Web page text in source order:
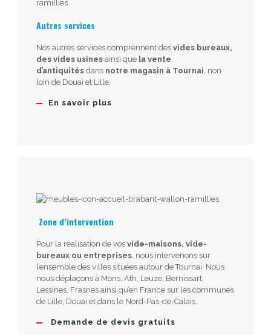
Autres services
Nos autres services comprennent des vides bureaux,
des vides usines ainsi que la vente
d’antiquités dans notre magasin à Tournai , non
loin de Douai et Lille.
En savoir plus
Zone d’intervention
Pour la réalisation de vos vide-maisons, vide-
bureaux ou entreprises , nous intervenons sur
l’ensemble des villes situées autour de Tournai. Nous
nous déplaçons à Mons, Ath, Leuze, Bernissart,
Lessines, Frasnes ainsi qu’en France sur les communes
de Lille, Douai et dans le Nord-Pas-de-Calais.
Demande de devis gratuits